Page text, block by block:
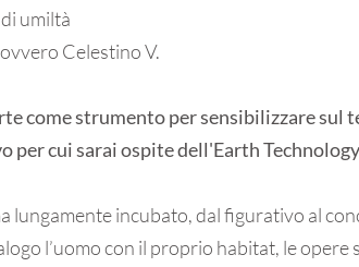
umiltà
Celestino V.
come strumento per sensibilizzare sul
per cui sarai ospite dell'Earth
lungamente incubato, dal figurativo al
l’uomo con il proprio habitat, le opere